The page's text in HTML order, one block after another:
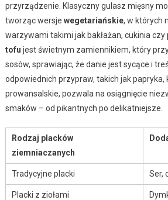
przyrządzenie. Klasyczny gulasz mięsny
tworząc wersje wegetariańskie, w których
warzywami takimi jak bakłażan, cukinia czy
tofu jest świetnym zamiennikiem, który
sosów, sprawiając, że danie jest sycące i
odpowiednich przypraw, takich jak papryka,
prowansalskie, pozwala na osiągnięcie
smaków – od pikantnych po delikatniejsze.
Rodzaj placków
ziemniaczanych
Tradycyjne placki Ser,
Placki z ziołami